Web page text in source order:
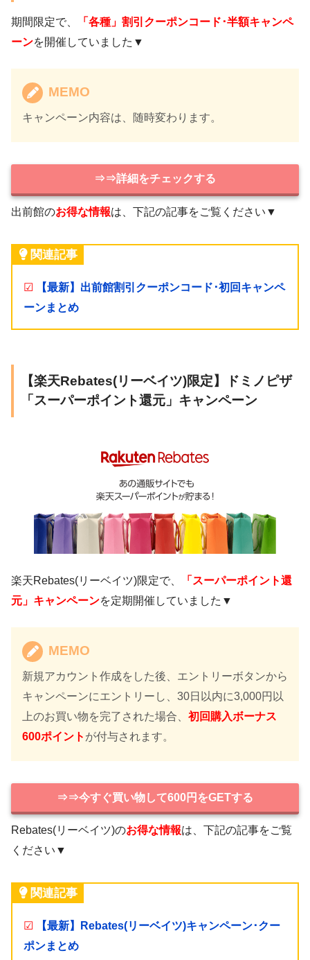
期間限定で、
「各種」割引クーポンコード･半額キャンペ
ーンを開催していました▼
MEMO
キャンペーン内容は、随時変わります。
⇒⇒詳細をチェックする
出前館のお得な情報は、下記の記事をご覧ください▼
関連記事
☑
【最新】出前館割引クーポンコード･初回キャンペ
ーンまとめ
【楽天Rebates(リーベイツ)限定】ドミノピザ
「スーパーポイント還元」キャンペーン
楽天Rebates(リーベイツ)限定で、
「スーパーポイント還
元」キャンペーンを定期開催していました▼
MEMO
新規アカウント作成をした後、エントリーボタンから
キャンペーンにエントリーし、30日以内に3,000円以
上のお買い物を完了された場合、 初回購入ボーナス
600ポイント が付与されます。
⇒⇒今すぐ買い物して600円をGETする
Rebates(リーベイツ)のお得な情報は、下記の記事をご覧
ください▼
関連記事
☑
【最新】Rebates(リーベイツ)キャンペーン･クー
ポンまとめ